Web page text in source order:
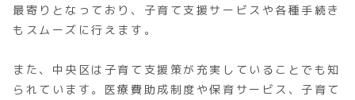
最寄りとなっており、子育て支援サービスや各種手続き
もスムーズに行えます。
また、中央区は子育て支援策が充実していることでも知
られています。医療費助成制度や保育サービス、子育て